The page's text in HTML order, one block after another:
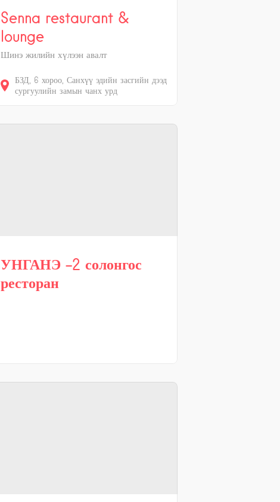
Senna restaurant &
lounge
Шинэ жилийн хүлээн авалт
БЗД, 6 хороо, Санхүү эдийн засгийн дээд
сургуулийн замын чанх урд
УНГАНЭ -2 солонгос
ресторан